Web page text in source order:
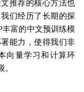
推荐的核心方法也
们经历了长期的探
丰富的中文预训练模
能力，使得我们非
向量学习和计算环